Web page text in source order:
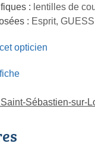
: lentilles de
: Esprit,
opticien
Sébastien-sur-